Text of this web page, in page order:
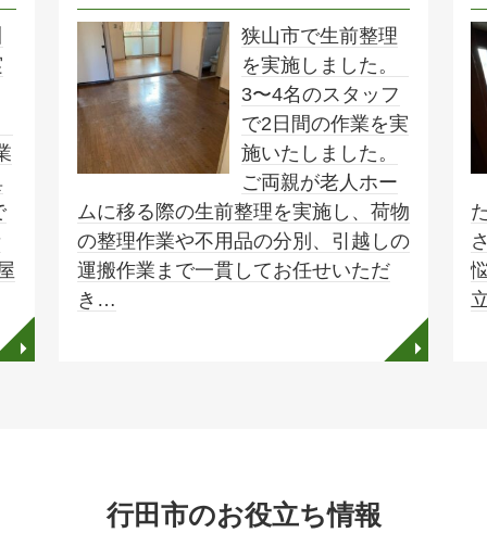
◥
狭山市で生前整理
を実施しました。
3〜4名のスタッフ
で2日間の作業を実
施いたしました。
ご両親が老人ホー
ムに移る際の生前整理を実施し、荷物
の整理作業や不用品の分別、引越しの
運搬作業まで一貫してお任せいただ
き…
◥
行田市のお役立ち情報